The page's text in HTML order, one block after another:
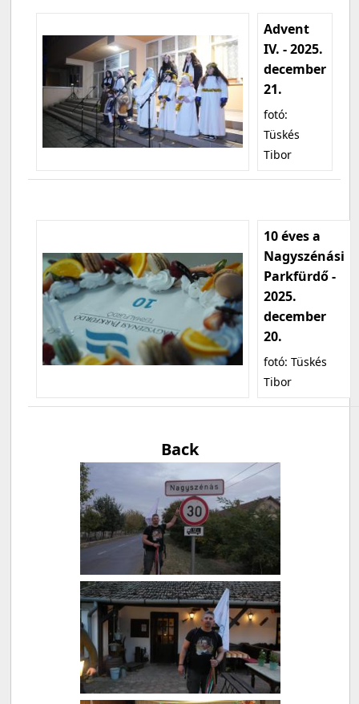
Advent
IV. - 2025.
december
21.
fotó:
Tüskés
Tibor
10 éves a
Nagyszénási
Parkfürdő -
2025.
december
20.
fotó: Tüskés
Tibor
Back